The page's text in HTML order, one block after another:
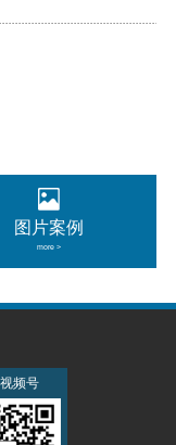
图片案例
more >
公众号
频号